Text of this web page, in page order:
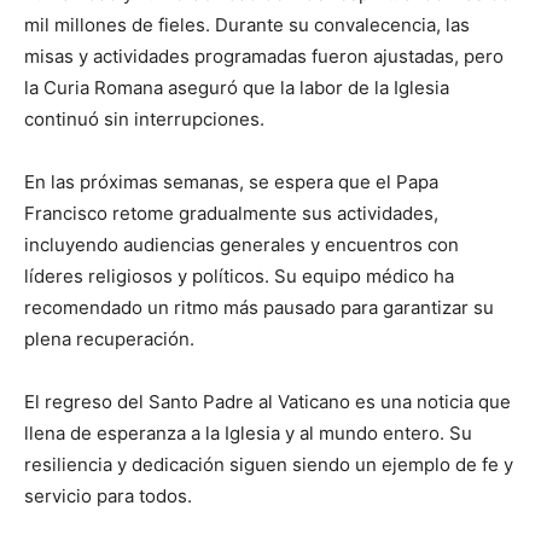
mil millones de fieles. Durante su convalecencia, las
misas y actividades programadas fueron ajustadas, pero
la Curia Romana aseguró que la labor de la Iglesia
continuó sin interrupciones.
En las próximas semanas, se espera que el Papa
Francisco retome gradualmente sus actividades,
incluyendo audiencias generales y encuentros con
líderes religiosos y políticos. Su equipo médico ha
recomendado un ritmo más pausado para garantizar su
plena recuperación.
El regreso del Santo Padre al Vaticano es una noticia que
llena de esperanza a la Iglesia y al mundo entero. Su
resiliencia y dedicación siguen siendo un ejemplo de fe y
servicio para todos.